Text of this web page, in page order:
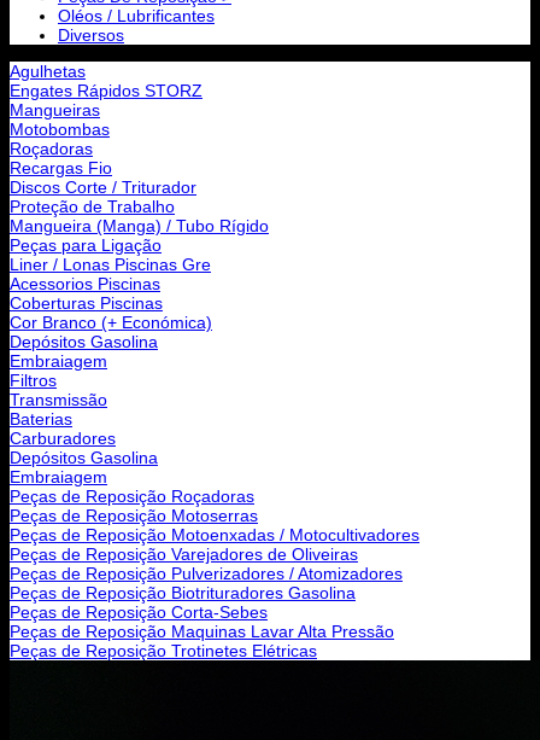
Oléos / Lubrificantes
Diversos
Agulhetas
Engates Rápidos STORZ
Mangueiras
Motobombas
Roçadoras
Recargas Fio
Discos Corte / Triturador
Proteção de Trabalho
Mangueira (Manga) / Tubo Rígido
Peças para Ligação
Liner / Lonas Piscinas Gre
Acessorios Piscinas
Coberturas Piscinas
Cor Branco (+ Económica)
Depósitos Gasolina
Embraiagem
Filtros
Transmissão
Baterias
Carburadores
Depósitos Gasolina
Embraiagem
Peças de Reposição Roçadoras
Peças de Reposição Motoserras
Peças de Reposição Motoenxadas / Motocultivadores
Peças de Reposição Varejadores de Oliveiras
Peças de Reposição Pulverizadores / Atomizadores
Peças de Reposição Biotrituradores Gasolina
Peças de Reposição Corta-Sebes
Peças de Reposição Maquinas Lavar Alta Pressão
Peças de Reposição Trotinetes Elétricas